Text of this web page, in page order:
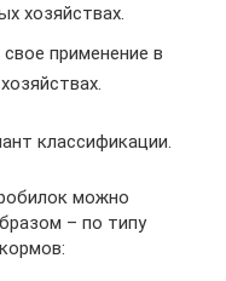
хозяйствах.
применение в
классификации.
можно
– по типу